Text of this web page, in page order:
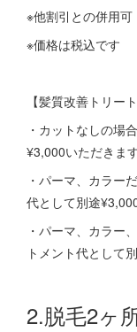
※他割引との併用可
※価格は税込です
【髪質改善トリー
・カットなしの場
¥3,000いただきます
・パーマ、カラー
代として別途
・パーマ、カラー
トメント代として
2.脱毛2ヶ